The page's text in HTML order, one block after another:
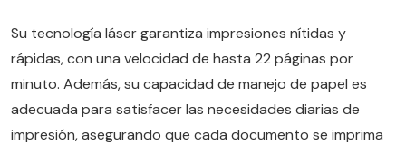
Su tecnología láser garantiza impresiones nítidas y
rápidas, con una velocidad de hasta 22 páginas por
minuto. Además, su capacidad de manejo de papel es
adecuada para satisfacer las necesidades diarias de
impresión, asegurando que cada documento se imprima